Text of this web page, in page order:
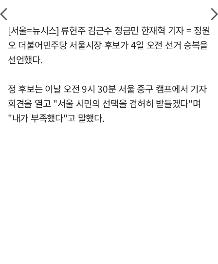
[서울=뉴시스] 류현주 김근수 정금민 한재혁 기자 = 정원
오 더불어민주당 서울시장 후보가 4일 오전 선거 승복을
선언했다.
정 후보는 이날 오전 9시 30분 서울 중구 캠프에서 기자
회견을 열고 "서울 시민의 선택을 겸허히 받들겠다"며
"내가 부족했다"고 말했다.